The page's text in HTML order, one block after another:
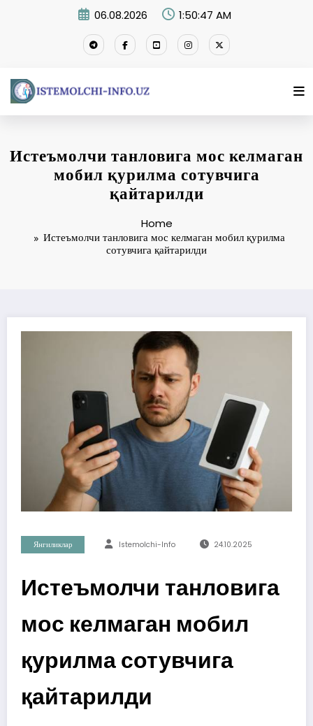
06.08.2026 1:50:48 AM
Истеъмолчи танловига мос келмаган
мобил қурилма сотувчига
қайтарилди
Home
Истеъмолчи танловига мос келмаган мобил қурилма
сотувчига қайтарилди
Янгиликлар Istemolchi-Info 24.10.2025
Истеъмолчи танловига
мос келмаган мобил
қурилма сотувчига
қайтарилди